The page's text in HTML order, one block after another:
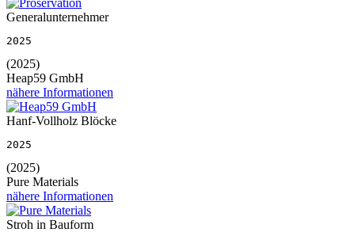
Generalunternehmer
2025
(2025)
Heap59 GmbH
nähere Informationen
Hanf-Vollholz Blöcke
2025
(2025)
Pure Materials
nähere Informationen
Stroh in Bauform